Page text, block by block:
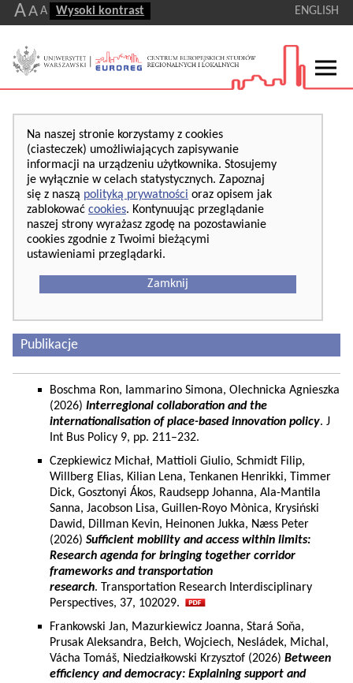
AA A Wysoki kontrast ENGLISH
Na naszej stronie korzystamy z cookies
(ciasteczek) umożliwiających zapisywanie
informacji na urządzeniu użytkownika. Stosujemy
je wyłącznie w celach statystycznych. Zapoznaj
się z naszą polityką prywatności oraz opisem jak
zablokować cookies. Kontynuując przeglądanie
naszej strony wyrażasz zgodę na pozostawianie
cookies zgodnie z Twoimi bieżącymi
ustawieniami przeglądarki.
Zamknij
Publikacje
Boschma Ron, Iammarino Simona, Olechnicka Agnieszka
(2026) Interregional collaboration and the
internationalisation of place-based innovation policy. J
Int Bus Policy 9, pp. 211–232.
Czepkiewicz Michał, Mattioli Giulio, Schmidt Filip,
Willberg Elias, Kilian Lena, Tenkanen Henrikki, Timmer
Dick, Gosztonyi Ákos, Raudsepp Johanna, Ala-Mantila
Sanna, Jacobson Lisa, Guillen-Royo Mònica, Krysiński
Dawid, Dillman Kevin, Heinonen Jukka, Næss Peter
(2026) Sufficient mobility and access within limits:
Research agenda for bringing together corridor
frameworks and transportation
research. Transportation Research Interdisciplinary
Perspectives, 37, 102029.
Frankowski Jan, Mazurkiewicz Joanna, Stará Soňa,
Prusak Aleksandra, Bełch, Wojciech, Nesládek, Michal,
Vácha Tomáš, Niedziałkowski Krzysztof (2026) Between
efficiency and democracy: Explaining support and